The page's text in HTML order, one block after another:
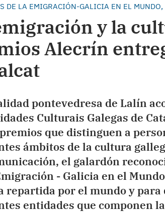
DE LA EMIGRACIÓN-GALICIA EN EL
y la
Alecrín
pontevedresa de Lalín
Culturais Galegas de
que distinguen a
ámbitos de la cultura
el galardón
- Galicia en el
repartida por el mundo y
entidades que componen